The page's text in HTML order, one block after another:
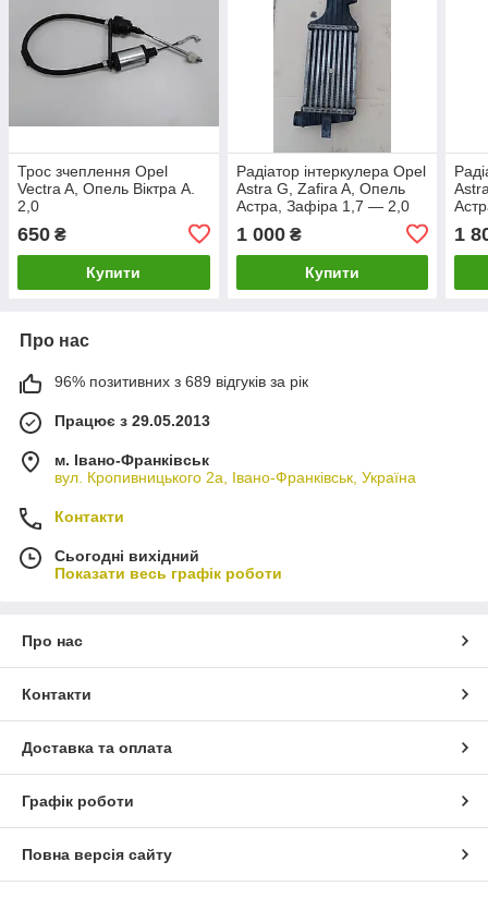
Трос зчеплення Opel
Vectra A, Опель Віктра А.
2,0
650 ₴
Купити
Радіатор інтеркулера Opel
Astra G, Zafira A, Опель
Астра, Зафіра 1,7 — 2,0
1 000₴
Купити
1
Про нас
96% позитивних з 689 відгуків за рік
Працює з 29.05.2013
м. Івано-Франківськ
вул. Кропивницького 2а, Івано-Франківськ, Україна
Контакти
Сьогодні вихідний
Показати весь графік роботи
Про нас
Контакти
Доставка та оплата
Графік роботи
Повна версія сайту